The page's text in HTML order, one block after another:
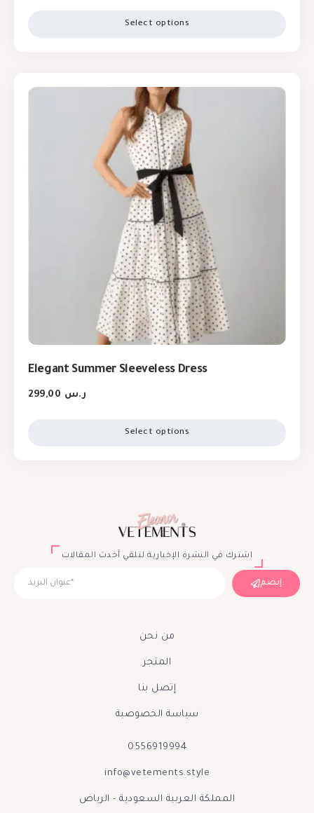
Select options
Elegant Summer Sleeveless Dress
ر.س
Select options
اشترك في النشرة الإخبارية لتلقي أحدث المقالات
إنضم
من نحن
المتجر
إتصل بنا
سياسة الخصوصية
0556919994
info@vetements.style
المملكة العربية السعودية - الرياض